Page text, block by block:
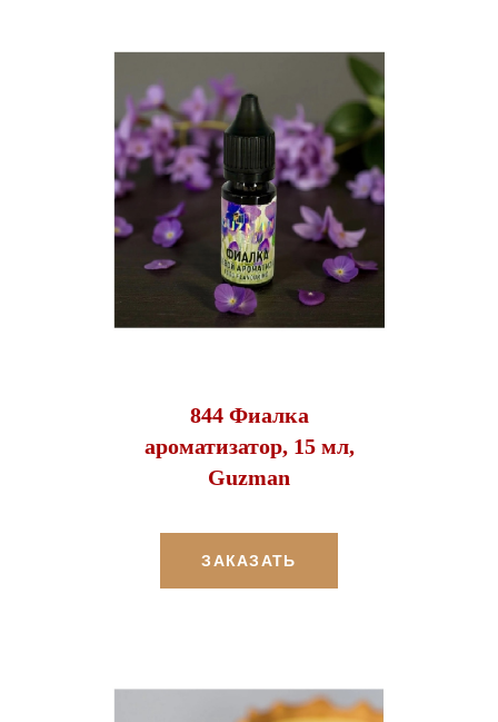
844 Фиалка
ароматизатор, 15 мл,
Guzman
ЗАКАЗАТЬ